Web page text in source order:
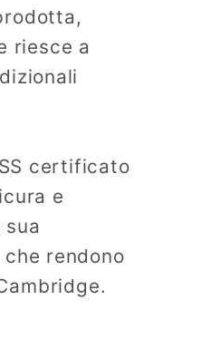
riesce a
certificato
e
rendono